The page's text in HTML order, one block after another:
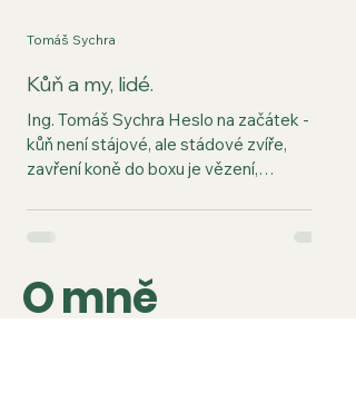
Kůň a my, lidé.
Ing. Tomáš Sychra Heslo na začátek -
kůň není stájové, ale stádové zvíře,
zavření koně do boxu je vězení,
můžeme jen přiblížit, ale i to je pro koně
velký komfort, civilizační choroby lze řešit
Domnívám se, že rozhodujícím vlivem na
zdraví koně mají podmínky, ve kterých je
Tomáš Sychra
O mně